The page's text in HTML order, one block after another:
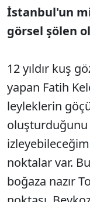
İstanbul'un
görsel şölen
12 yıldır kuş
yapan Fatih
leyleklerin
oluşturduğunu
noktalar var.
boğaza nazır